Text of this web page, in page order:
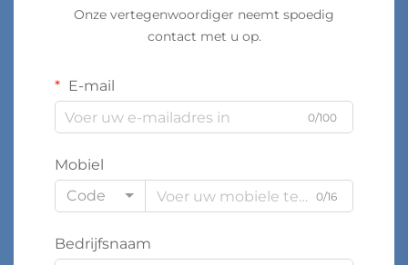
Onze vertegenwoordiger neemt spoedig
contact met u op.
E-mail
0/100
Mobiel
Code
0/16
Bedrijfsnaam